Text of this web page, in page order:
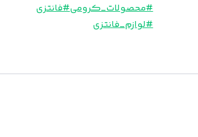
#محصولات_کرومی#فانتزی
#لوازم_فانتزی